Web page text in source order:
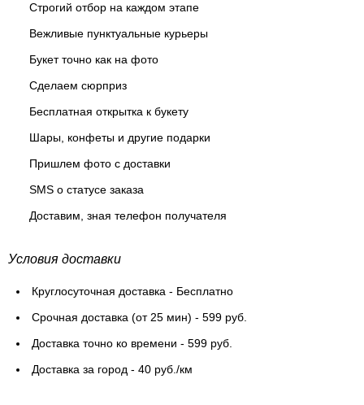
Строгий отбор на каждом этапе
Вежливые пунктуальные курьеры
Букет точно как на фото
Сделаем сюрприз
Бесплатная открытка к букету
Шары, конфеты и другие подарки
Пришлем фото с доставки
SMS о статусе заказа
Доставим, зная телефон получателя
Условия доставки
Круглосуточная доставка - Бесплатно
Cрочная доставка (от 25 мин) - 599 руб.
Доставка точно ко времени - 599 руб.
Доставка за город - 40 руб./км